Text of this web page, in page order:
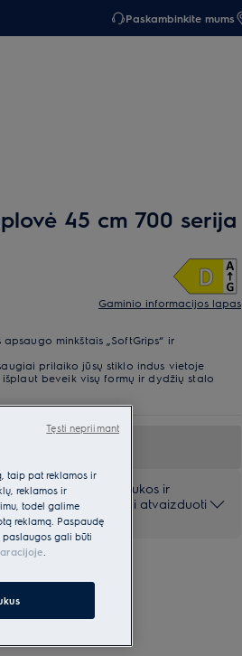
Paskambinkite mums
45 cm 700 serija
Gaminio informacijos lapas
minkštais „SoftGrips“ ir
prilaiko jūsų stiklo indus vietoje
beveik visų formų ir dydžių stalo
pateiktos nuotraukos ir
ir gali netiksliai atvaizduoti
taip pat reklamos ir
reklamos ir
todėl galime
reklamą. Paspaudę
paslaugos gali būti
.
Tęsti nepriimant